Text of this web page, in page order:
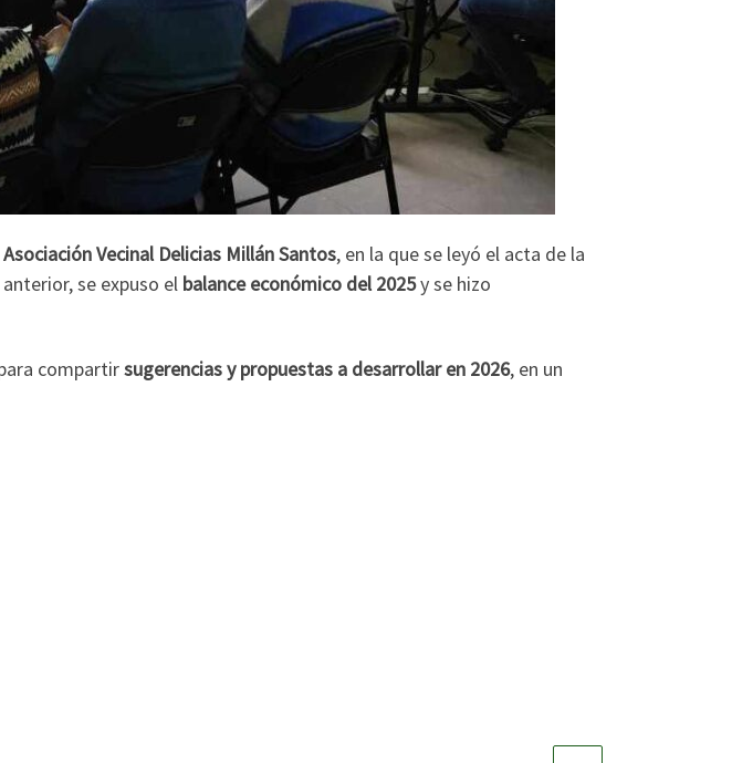
Vecinal Delicias Millán Santos, en la que se leyó el acta de la
se expuso el balance económico del 2025y se hizo
compartirsugerencias y propuestas a desarrollar en 2026, en un